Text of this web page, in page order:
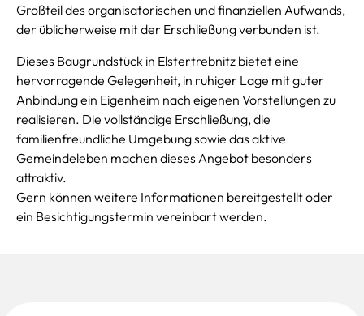
Großteil des organisatorischen und finanziellen Aufwands,
der üblicherweise mit der Erschließung verbunden ist.
Dieses Baugrundstück in Elstertrebnitz bietet eine
hervorragende Gelegenheit, in ruhiger Lage mit guter
Anbindung ein Eigenheim nach eigenen Vorstellungen zu
realisieren. Die vollständige Erschließung, die
familienfreundliche Umgebung sowie das aktive
Gemeindeleben machen dieses Angebot besonders
attraktiv.
Gern können weitere Informationen bereitgestellt oder
ein Besichtigungstermin vereinbart werden.